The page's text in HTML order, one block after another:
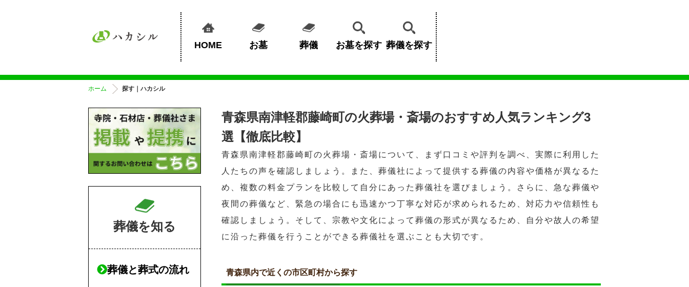
HOME お墓 葬儀 お墓を探す 葬儀を探す
ホーム 探す｜ハカシル
青森県南津軽郡藤崎町の火葬場・斎場のおすすめ人気ランキング3
選【徹底比較】
青森県南津軽郡藤崎町の火葬場・斎場について、まず口コミや評判を調べ、実際に利用した
人たちの声を確認しましょう。また、葬儀社によって提供する葬儀の内容や価格が異なるた
め、複数の料金プランを比較して自分にあった葬儀社を選びましょう。さらに、急な葬儀や
夜間の葬儀など、緊急の場合にも迅速かつ丁寧な対応が求められるため、対応力や信頼性も
確認しましょう。そして、宗教や文化によって葬儀の形式が異なるため、自分や故人の希望
に沿った葬儀を行うことができる葬儀社を選ぶことも大切です。
青森県内で近くの市区町村から探す
葬儀を知る
葬儀と葬式の流れ